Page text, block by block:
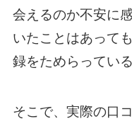
会えるのか不安に
いたことはあって
録をためらってい
そこで、実際の口